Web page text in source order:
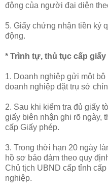
động của người đại diện
5. Giấy chứng nhận tiền ký
động.
* Trình tự, thủ tục cấp giấy
1. Doanh nghiệp gửi một
doanh nghiệp đặt trụ sở
2. Sau khi kiểm tra đủ giấy
giấy biên nhận ghi rõ ngày,
cấp Giấy phép.
3. Trong thời hạn 20 ngày
hồ sơ bảo đảm theo quy
Chủ tịch UBND cấp tỉnh
nghiệp.